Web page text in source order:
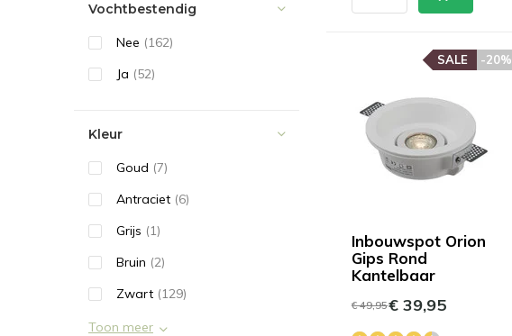
Inbouwspot Orion
Gips Rond
Kantelbaar
-20%
SALE
€ 49,95€ 39,95
Vochtbestendig
Nee (162)
Ja (52)
Kleur
Goud (7)
Antraciet (6)
Grijs (1)
Bruin (2)
Zwart (129)
Toon meer